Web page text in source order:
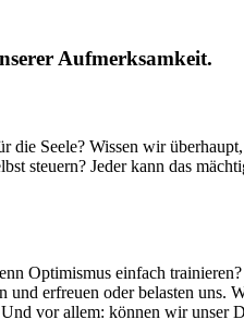
Aufmerksamkeit.
Seele? Wissen wir
steuern? Jeder kann das
Optimismus einfach
erfreuen oder belasten uns.
vor allem: können wir unser